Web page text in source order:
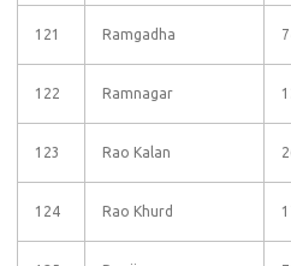
121 Ramgadha
122 Ramnagar
123 Rao Kalan
124 Rao Khurd